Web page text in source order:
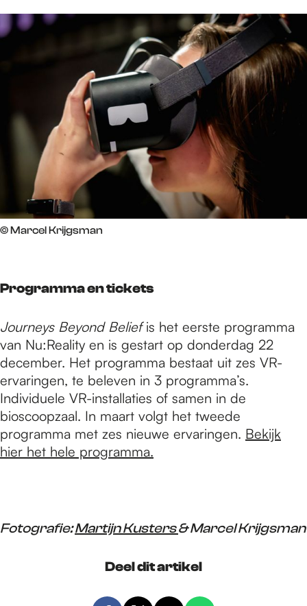
© Marcel Krijgsman
Programma en tickets
Journeys Beyond Beliefis het eerste programma
van Nu:Reality en is gestart op donderdag 22
december. Het programma bestaat uit zes VR-
ervaringen, te beleven in 3 programma’s.
Individuele VR-installaties of samen in de
bioscoopzaal. In maart volgt het tweede
programma met zes nieuwe ervaringen. Bekijk
hier het hele programma.
Fotografie:Martijn Kusters& Marcel Krijgsman
Deel dit artikel